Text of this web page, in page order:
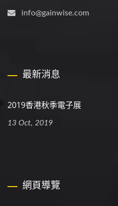
info@gainwise.com
最新消息
2019香港秋季電子展
13 Oct, 2019
網頁導覽